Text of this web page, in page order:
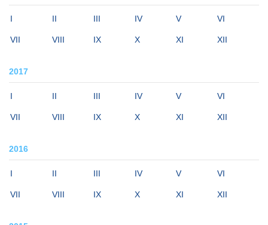
I II III IV V VI
VII VIII IX X XI XII
2017
I II III IV V VI
VII VIII IX X XI XII
2016
I II III IV V VI
VII VIII IX X XI XII